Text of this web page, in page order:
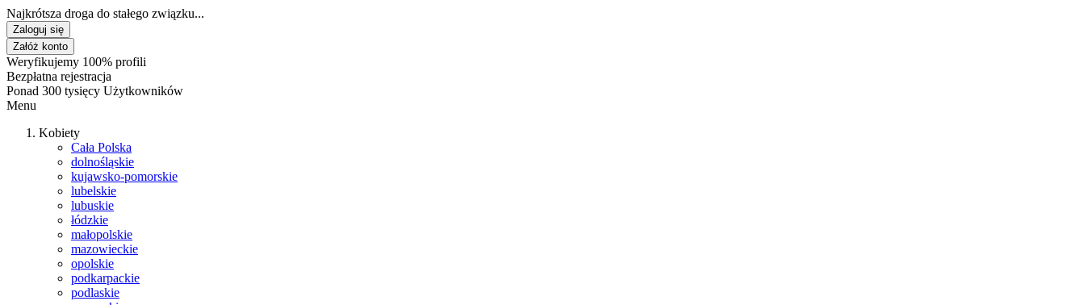
Najkrótsza droga do stałego związku...
Zaloguj się
Załóż konto
Weryfikujemy 100% profili
Bezpłatna rejestracja
Ponad 300 tysięcy Użytkowników
Menu
Kobiety
Cała Polska
dolnośląskie
kujawsko-pomorskie
lubelskie
lubuskie
łódzkie
małopolskie
mazowieckie
opolskie
podkarpackie
podlaskie